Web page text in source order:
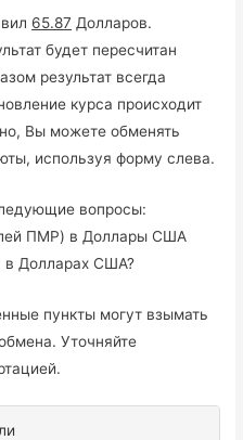
65.87 Долларов.
будет пересчитан
результат всегда
курса происходит
Вы можете обменять
используя форму слева.
вопросы:
ПМР) в Доллары США
в Долларах США?
пункты могут взымать
Уточняйте